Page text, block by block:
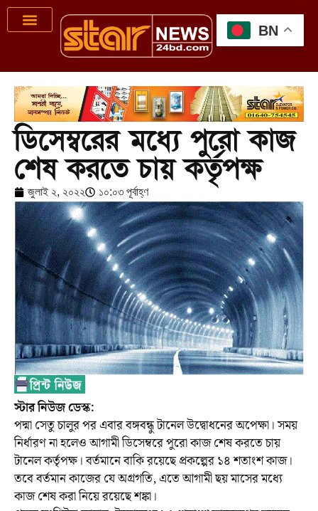
ডিসেম্বরের মধ্যে পুরো কাজ
শেষ করতে চায় কর্তৃপক্ষ
জুলাই ২, ২০২২ ১০:০৩ পূর্বাহ্ণ
স্টার নিউজ ডেস্ক:
পদ্মা সেতু চালুর পর এবার বঙ্গবন্ধু টানেল উদ্বোধনের অপেক্ষা। সময়
নির্ধারণ না হলেও আগামী ডিসেম্বরে পুরো কাজ শেষ করতে চায়
টানেল কর্তৃপক্ষ। বর্তমানে বাকি রয়েছে প্রকল্পের ১৪ শতাংশ কাজ।
তবে বর্তমান কাজের যে অগ্রগতি, এতে আগামী ছয় মাসের মধ্যে
কাজ শেষ করা নিয়ে রয়েছে শঙ্কা।
BN